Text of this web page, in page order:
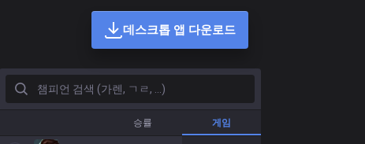
데스크톱 앱 다운로드
챔피언 검색 (가렌, ㄱㄹ, ...)
승률 게임